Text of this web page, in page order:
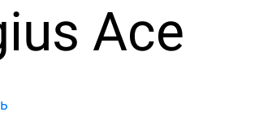
Ace